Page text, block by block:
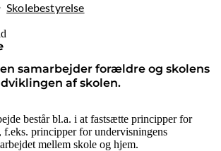
Skolebestyrelse
samarbejder forældre og skolens
af skolen.
2026
består bl.a. i at fastsætte principper for
f.eks. principper for undervisningens
mellem skole og hjem.